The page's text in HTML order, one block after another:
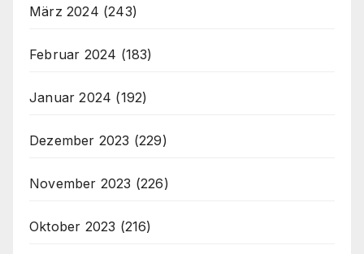
März 2024 (243)
Februar 2024 (183)
Januar 2024 (192)
Dezember 2023 (229)
November 2023 (226)
Oktober 2023 (216)